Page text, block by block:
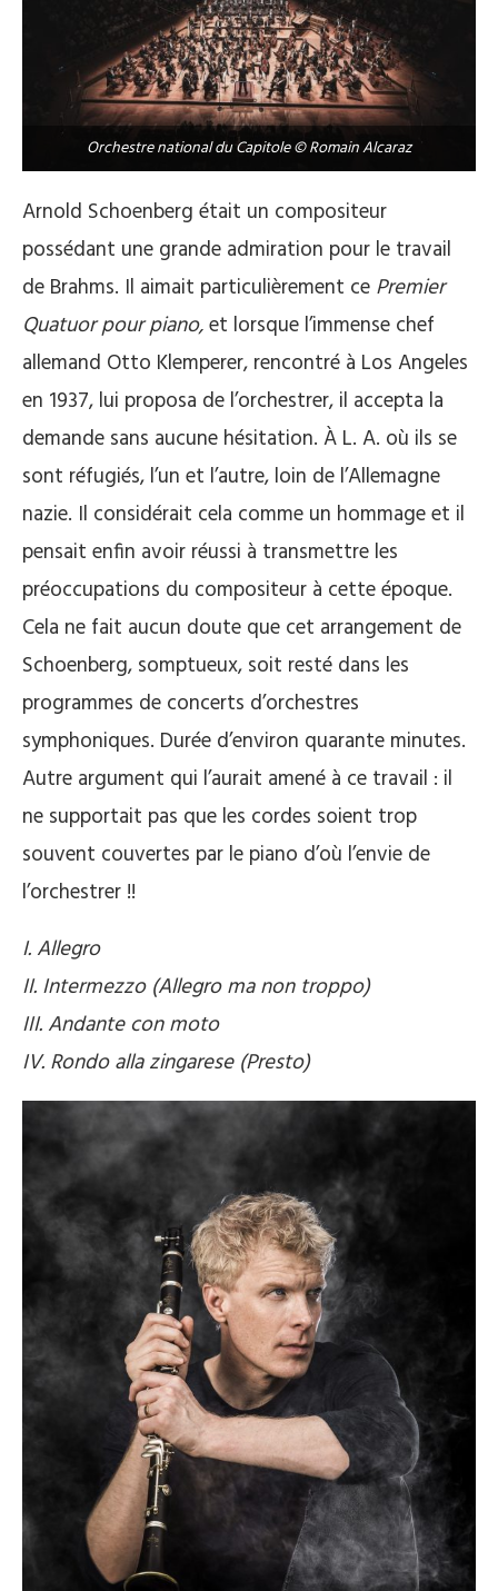
Orchestre national du Capitole © Romain Alcaraz
Arnold Schoenberg était un compositeur
possédant une grande admiration pour le travail
de Brahms. Il aimait particulièrement ce Premier
Quatuor pour piano,et lorsque l’immense chef
allemand Otto Klemperer, rencontré à Los Angeles
en 1937, lui proposa de l’orchestrer, il accepta la
demande sans aucune hésitation. À L. A. où ils se
sont réfugiés, l’un et l’autre, loin de l’Allemagne
nazie. Il considérait cela comme un hommage et il
pensait enfin avoir réussi à transmettre les
préoccupations du compositeur à cette époque.
Cela ne fait aucun doute que cet arrangement de
Schoenberg, somptueux, soit resté dans les
programmes de concerts d’orchestres
symphoniques. Durée d’environ quarante minutes.
Autre argument qui l’aurait amené à ce travail : il
ne supportait pas que les cordes soient trop
souvent couvertes par le piano d’où l’envie de
l’orchestrer !!
I. Allegro
II. Intermezzo (Allegro ma non troppo)
III. Andante con moto
IV. Rondo alla zingarese (Presto)